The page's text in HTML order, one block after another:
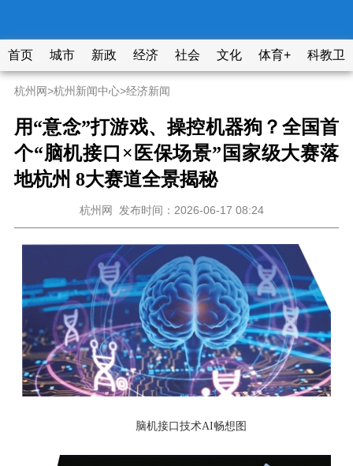
首页 城市 新政 经济 社会 文化 体育+ 科教卫
杭州网>杭州新闻中心>经济新闻
用“意念”打游戏、操控机器狗？全国首
个“脑机接口×医保场景”国家级大赛落
地杭州 8大赛道全景揭秘
杭州网 发布时间：2026-06-17 08:24
脑机接口技术AI畅想图